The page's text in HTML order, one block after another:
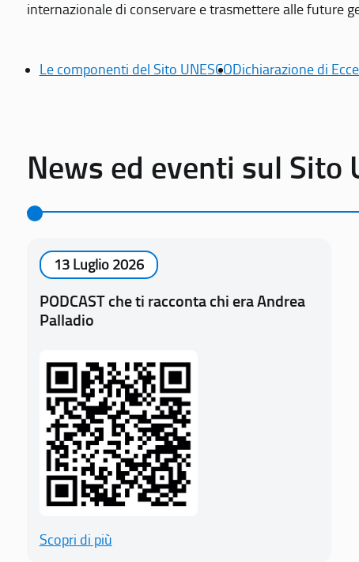
internazionale di conservare e trasmettere alle future
Le componenti del Sito UNESCODichiarazione di
News ed eventi sul Sito
13 Luglio 2026
PODCAST che ti racconta chi era Andrea
Palladio
Scopri di più